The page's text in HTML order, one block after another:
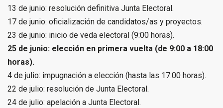
13 de junio: resolución definitiva Junta Electoral.
17 de junio: oficialización de candidatos/as y proyectos.
23 de junio: inicio de veda electoral (9:00 horas).
25 de junio: elección en primera vuelta (de 9:00 a 18:00
horas).
4 de julio: impugnación a elección (hasta las 17:00 horas).
22 de julio: resolución de Junta Electoral.
24 de julio: apelación a Junta Electoral.